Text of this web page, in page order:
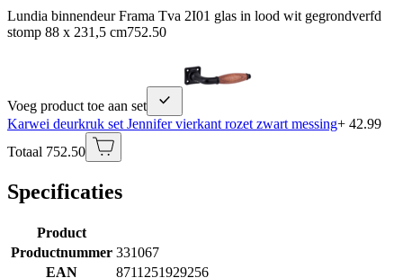
Lundia binnendeur Frama Tva 2I01 glas in lood wit gegrondverfd
stomp 88 x 231,5 cm752.50
Voeg product toe aan set
Karwei deurkruk set Jennifer vierkant rozet zwart messing+ 42.99
Totaal 752.50
Specificaties
Product
Productnummer 331067
EAN
8711251929256